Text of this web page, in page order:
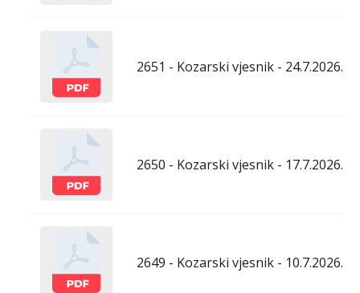
2651 - Kozarski vjesnik - 24.7.2026.
2650 - Kozarski vjesnik - 17.7.2026.
2649 - Kozarski vjesnik - 10.7.2026.